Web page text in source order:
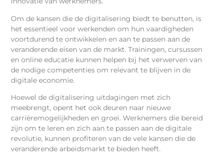
Om de kansen die de digitalisering biedt te benutten, is
het essentieel voor werkenden om hun vaardigheden
voortdurend te ontwikkelen en aan te passen aan de
veranderende eisen van de markt. Trainingen, cursussen
en online educatie kunnen helpen bij het verwerven van
de nodige competenties om relevant te blijven in de
digitale economie.
Hoewel de digitalisering uitdagingen met zich
meebrengt, opent het ook deuren naar nieuwe
carrièremogelijkheden en groei. Werknemers die bereid
zijn om te leren en zich aan te passen aan de digitale
revolutie, kunnen profiteren van de vele kansen die de
veranderende arbeidsmarkt te bieden heeft.